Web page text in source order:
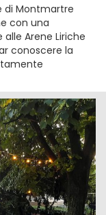
di Montmartre
con una
Arene Liriche
conoscere la